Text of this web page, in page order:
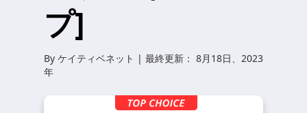
プ]
By ケイティベネット | 最終更新： 8月18日、2023
年